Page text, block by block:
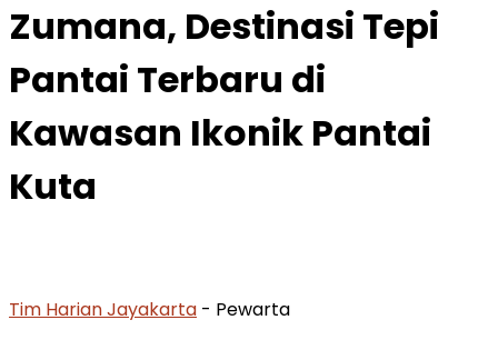
Zumana, Destinasi Tepi
Pantai Terbaru di
Kawasan Ikonik Pantai
Kuta
Tim Harian Jayakarta - Pewarta